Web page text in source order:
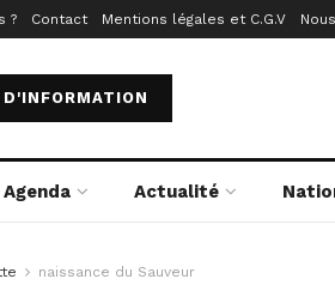
? Contact Mentions légales et C.G.V
Agenda Actualité
naissance du Sauveur